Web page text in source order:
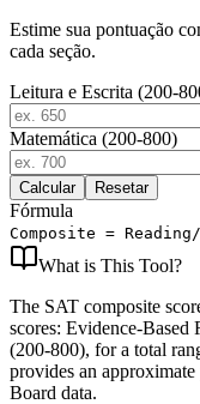
Estime sua pontuação
cada seção.
Leitura e Escrita (200-
Matemática (200-800)
Calcular Resetar
Fórmula
Composite =
What is This Tool?
The SAT composite
scores: Evidence-
(200-800), for a total
provides an
Board data.